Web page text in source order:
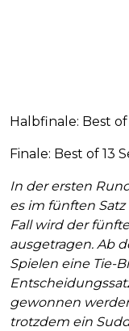
Halbfinale: Best of
Finale: Best of 13
In der ersten
es im fünften
Fall wird der
ausgetragen. Ab
Spielen eine Tie-
gewonnen
trotzdem ein